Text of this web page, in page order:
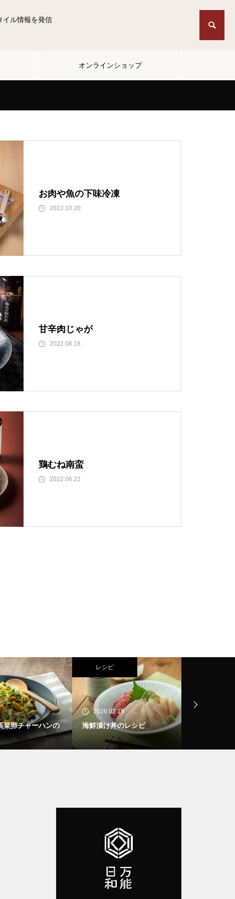
イル情報を発信
オンラインショップ
お肉や魚の下味冷凍
2022.10.20
甘辛肉じゃが
2022.08.18
鶏むね南蛮
2022.06.22
ハンの
レシピ
2026.02.19
海鮮漬け丼のレシピ